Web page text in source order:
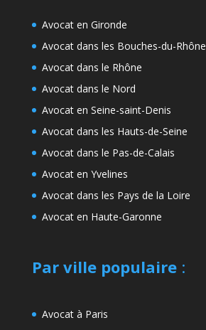
Avocat en Gironde
Avocat dans les Bouches-du-Rhône
Avocat dans le Rhône
Avocat dans le Nord
Avocat en Seine-saint-Denis
Avocat dans les Hauts-de-Seine
Avocat dans le Pas-de-Calais
Avocat en Yvelines
Avocat dans les Pays de la Loire
Avocat en Haute-Garonne
Par ville populaire:
Avocat à Paris